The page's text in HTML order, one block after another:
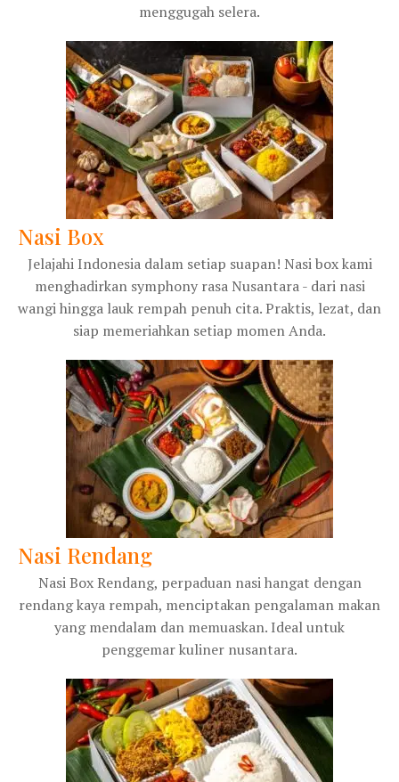
menggugah selera.
Nasi Box
Jelajahi Indonesia dalam setiap suapan! Nasi box kami
menghadirkan symphony rasa Nusantara - dari nasi
wangi hingga lauk rempah penuh cita. Praktis, lezat, dan
siap memeriahkan setiap momen Anda.
Nasi Rendang
Nasi Box Rendang, perpaduan nasi hangat dengan
rendang kaya rempah, menciptakan pengalaman makan
yang mendalam dan memuaskan. Ideal untuk
penggemar kuliner nusantara.